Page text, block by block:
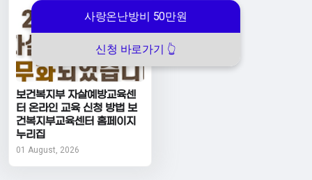
사랑온난방비 50만원
신청 바로가기 👆
보건복지부 자살예방교육센
터 온라인 교육 신청 방법 보
건복지부교육센터 홈페이지
누리집
01 August, 2026